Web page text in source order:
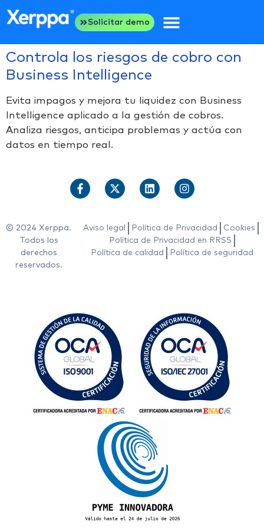
Solicitar demo
Controla los riesgos de cobro con
Business Intelligence
Evita impagos y mejora tu liquidez con Business
Intelligence aplicado a la gestión de cobros.
Analiza riesgos, anticipa problemas y actúa con
datos en tiempo real.
© 2024 Xerppa.
Todos los
derechos
reservados.
Aviso legal Política de Privacidad
Cookies
Política de Privacidad en RRSS
Política de calidad
Política de seguridad